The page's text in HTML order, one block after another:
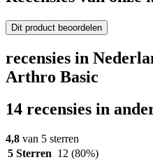
Dit product beoordelen
recensies in
Arthro Basic
14 recensies in
4,8 van 5 sterren
5 Sterren 12 (80%)